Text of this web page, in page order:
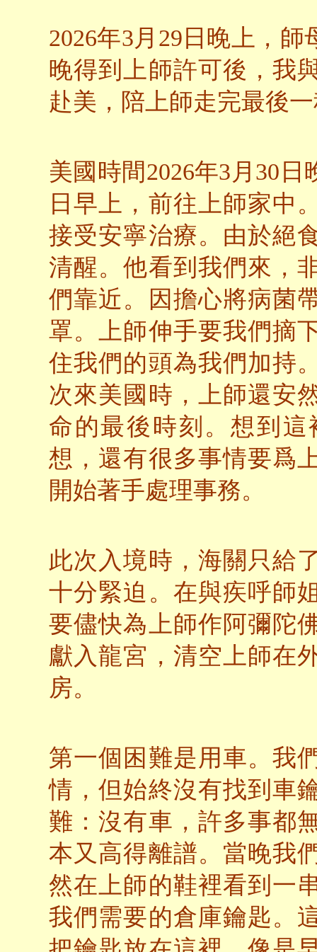
2026年3月29日晚上，
晚得到上師許可後，我
赴美，陪上師走完最後
美國時間2026年3月30
日早上，前往上師家中
接受安寧治療。由於絕
清醒。他看到我們來，
們靠近。因擔心將病菌
罩。上師伸手要我們摘
住我們的頭為我們加持
次來美國時，上師還安
命的最後時刻。想到這
想，還有很多事情要爲
開始著手處理事務。
此次入境時，海關只給
十分緊迫。在與疾呼師
要儘快為上師作阿彌陀
獻入龍宮，清空上師在
房。
第一個困難是用車。我
情，但始終沒有找到車
難：沒有車，許多事都
本又高得離譜。當晚我
然在上師的鞋裡看到一
我們需要的倉庫鑰匙。